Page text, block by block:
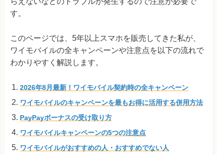
す。
このページでは、5年以上スマホを販売してきた私が、
ワイモバイルの全キャンペーンや注意点を以下の流れで
わかりやすく解説します。
2026年8月最新！ワイモバイル契約時の全キャンペーン
ワイモバイルのキャンペーンを最もお得に活用する併用方法
PayPayボーナスの受け取り方
ワイモバイルキャンペーンの5つの注意点
ワイモバイルがおすすめの人・おすすめでない人